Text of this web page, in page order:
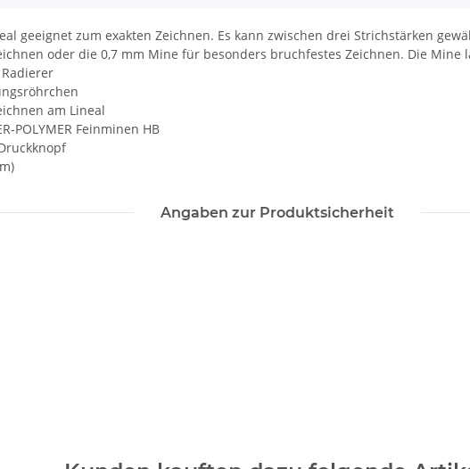
geeignet zum exakten Zeichnen. Es kann zwischen drei Strichstärken
oder die 0,7 mm Mine für besonders bruchfestes Zeichnen. Die
am Lineal
POLYMER Feinminen HB
Angaben zur Produktsicherheit